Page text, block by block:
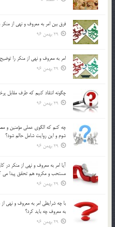
فرق بين امر به معروف و نهي از
29 بهمن 96
امر به معروف و نهي از منكر را
29 بهمن 96
چگونه انتقاد كنيم كه طرف مقابل
29 بهمن 96
چه كنم كه الگوي عملي مؤمنين و
شوم و اين روايت شامل حالم شود؟
29 بهمن 96
آيا امر به معروف و نهي از منكر در
مستحب و مكروه هم تحقق پيدا مي
29 بهمن 96
با چه شرايطي امر به معروف و نهي
به معروف چه بايد کرد؟
29 بهمن 96